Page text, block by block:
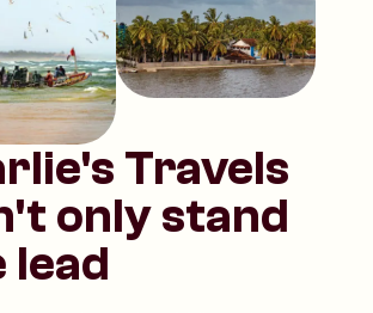
Travels
only stand
lead